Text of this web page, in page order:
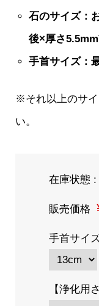
石のサイズ：
後×厚さ
手首サイズ：
※それ以上のサ
い。
在庫状態
販売価格
手首サイ
【浄化用